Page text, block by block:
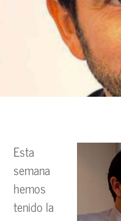
Esta
semana
hemos
tenido la